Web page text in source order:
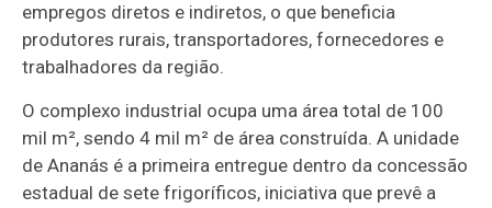
empregos diretos e indiretos, o que beneficia
produtores rurais, transportadores, fornecedores e
trabalhadores da região.
O complexo industrial ocupa uma área total de 100
mil m², sendo 4 mil m² de área construída. A unidade
de Ananás é a primeira entregue dentro da concessão
estadual de sete frigoríficos, iniciativa que prevê a